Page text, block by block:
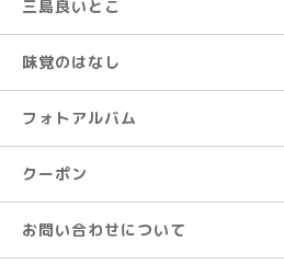
三島良いとこ
味覚のはなし
フォトアルバム
クーポン
お問い合わせについて